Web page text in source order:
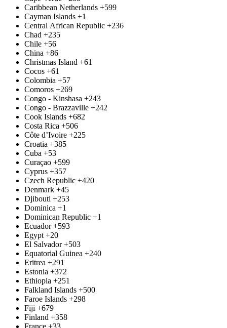
Caribbean Netherlands +599
Cayman Islands +1
Central African Republic +236
Chad +235
Chile +56
China +86
Christmas Island +61
Cocos +61
Colombia +57
Comoros +269
Congo - Kinshasa +243
Congo - Brazzaville +242
Cook Islands +682
Costa Rica +506
Côte d’Ivoire +225
Croatia +385
Cuba +53
Curaçao +599
Cyprus +357
Czech Republic +420
Denmark +45
Djibouti +253
Dominica +1
Dominican Republic +1
Ecuador +593
Egypt +20
El Salvador +503
Equatorial Guinea +240
Eritrea +291
Estonia +372
Ethiopia +251
Falkland Islands +500
Faroe Islands +298
Fiji +679
Finland +358
France +33